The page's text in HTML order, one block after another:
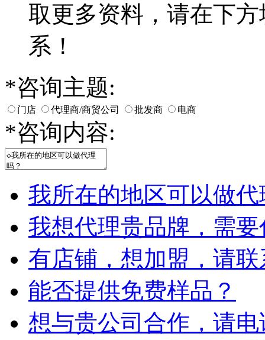
取更多资料，请在下
系！
*咨询主题:
门店 代理商/商贸公司 批发商 电商
*咨询内容:
我所在的地区可以做
我想代理贵品牌，需
有店铺，想加盟，请
能否提供免费样品？
想与贵公司合作，请